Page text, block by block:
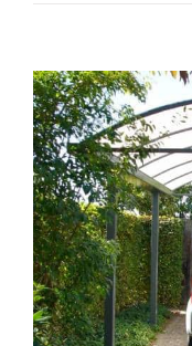
View
Larger
Image